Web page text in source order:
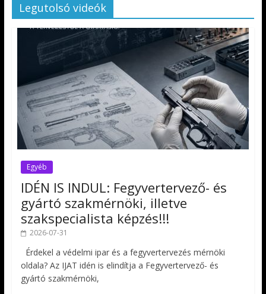
Legutolsó videók
Egyéb
IDÉN IS INDUL: Fegyvertervező- és
gyártó szakmérnöki, illetve
szakspecialista képzés!!!
2026-07-31
Érdekel a védelmi ipar és a fegyvertervezés mérnöki
oldala? Az IJAT idén is elindítja a Fegyvertervező- és
gyártó szakmérnöki,